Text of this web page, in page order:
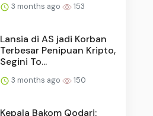
3 months ago 153
Lansia di AS jadi Korban
Terbesar Penipuan Kripto,
Segini To...
3 months ago 150
Kepala Bakom Qodari: